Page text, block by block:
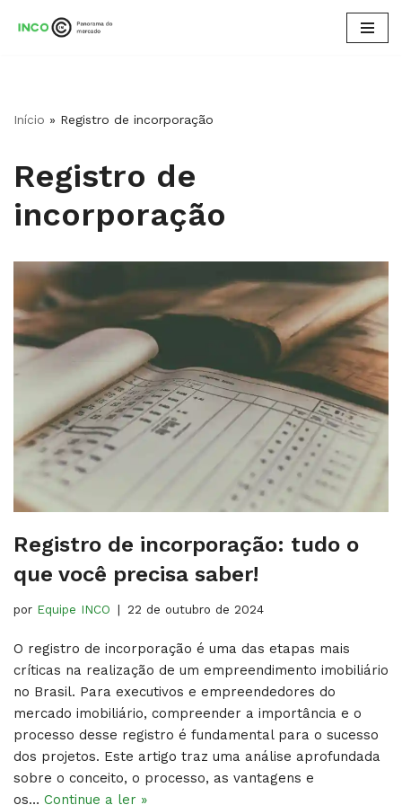
conteúdo
Início » Registro de incorporação
Registro de
incorporação
Registro de incorporação: tudo o
que você precisa saber!
por Equipe INCO 22 de outubro de 2024
O registro de incorporação é uma das etapas mais
críticas na realização de um empreendimento imobiliário
no Brasil. Para executivos e empreendedores do
mercado imobiliário, compreender a importância e o
processo desse registro é fundamental para o sucesso
dos projetos. Este artigo traz uma análise aprofundada
sobre o conceito, o processo, as vantagens e
os… Continue a ler »